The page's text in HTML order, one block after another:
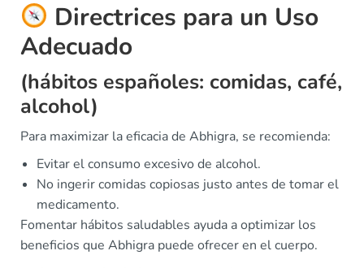
Directrices para un Uso
Adecuado
(hábitos españoles: comidas, café,
alcohol)
Para maximizar la eficacia de Abhigra, se recomienda:
Evitar el consumo excesivo de alcohol.
No ingerir comidas copiosas justo antes de tomar el
medicamento.
Fomentar hábitos saludables ayuda a optimizar los
beneficios que Abhigra puede ofrecer en el cuerpo.